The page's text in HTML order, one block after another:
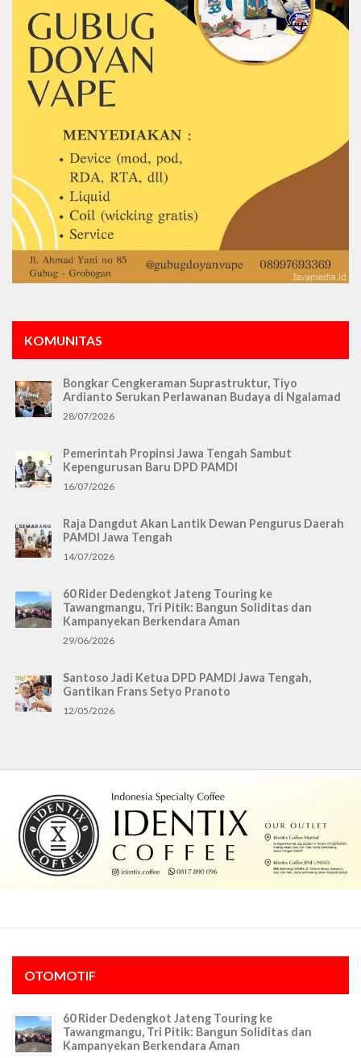
KOMUNITAS
Bongkar Cengkeraman Suprastruktur, Tiyo
Ardianto Serukan Perlawanan Budaya di Ngalamad
28/07/2026
Pemerintah Propinsi Jawa Tengah Sambut
Kepengurusan Baru DPD PAMDI
16/07/2026
Raja Dangdut Akan Lantik Dewan Pengurus Daerah
PAMDI Jawa Tengah
14/07/2026
60 Rider Dedengkot Jateng Touring ke
Tawangmangu, Tri Pitik: Bangun Soliditas dan
Kampanyekan Berkendara Aman
29/06/2026
Santoso Jadi Ketua DPD PAMDI Jawa Tengah,
Gantikan Frans Setyo Pranoto
12/05/2026
OTOMOTIF
60 Rider Dedengkot Jateng Touring ke
Tawangmangu, Tri Pitik: Bangun Soliditas dan
Kampanyekan Berkendara Aman